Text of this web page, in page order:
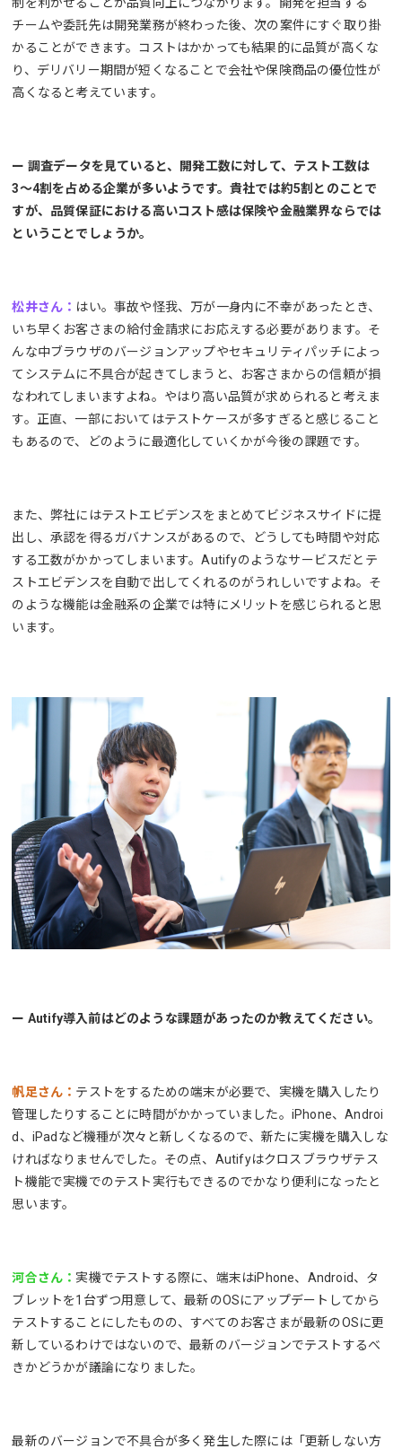
制を利かせることが品質向上につながります。開発を担当する
チームや委託先は開発業務が終わった後、次の案件にすぐ取り掛
かることができます。コストはかかっても結果的に品質が高くな
り、デリバリー期間が短くなることで会社や保険商品の優位性が
高くなると考えています。
ー 調査データを見ていると、開発工数に対して、テスト工数は
3〜4割を占める企業が多いようです。貴社では約5割とのことで
すが、品質保証における高いコスト感は保険や金融業界ならでは
ということでしょうか。
松井さん： はい。事故や怪我、万が一身内に不幸があったとき、
いち早くお客さまの給付金請求にお応えする必要があります。そ
んな中ブラウザのバージョンアップやセキュリティパッチによっ
てシステムに不具合が起きてしまうと、お客さまからの信頼が損
なわれてしまいますよね。やはり高い品質が求められると考えま
す。正直、一部においてはテストケースが多すぎると感じること
もあるので、どのように最適化していくかが今後の課題です。
また、弊社にはテストエビデンスをまとめてビジネスサイドに提
出し、承認を得るガバナンスがあるので、どうしても時間や対応
する工数がかかってしまいます。Autifyのようなサービスだとテ
ストエビデンスを自動で出してくれるのがうれしいですよね。そ
のような機能は金融系の企業では特にメリットを感じられると思
います。
ー Autify導入前はどのような課題があったのか教えてください。
帆足さん： テストをするための端末が必要で、実機を購入したり
管理したりすることに時間がかかっていました。iPhone、Androi
d、iPadなど機種が次々と新しくなるので、新たに実機を購入しな
ければなりませんでした。その点、Autifyはクロスブラウザテス
ト機能で実機でのテスト実行もできるのでかなり便利になったと
思います。
河合さん：実機でテストする際に、端末はiPhone、Android、タ
ブレットを1台ずつ用意して、最新のOSにアップデートしてから
テストすることにしたものの、すべてのお客さまが最新のOSに更
新しているわけではないので、最新のバージョンでテストするべ
きかどうかが議論になりました。
最新のバージョンで不具合が多く発生した際には「更新しない方